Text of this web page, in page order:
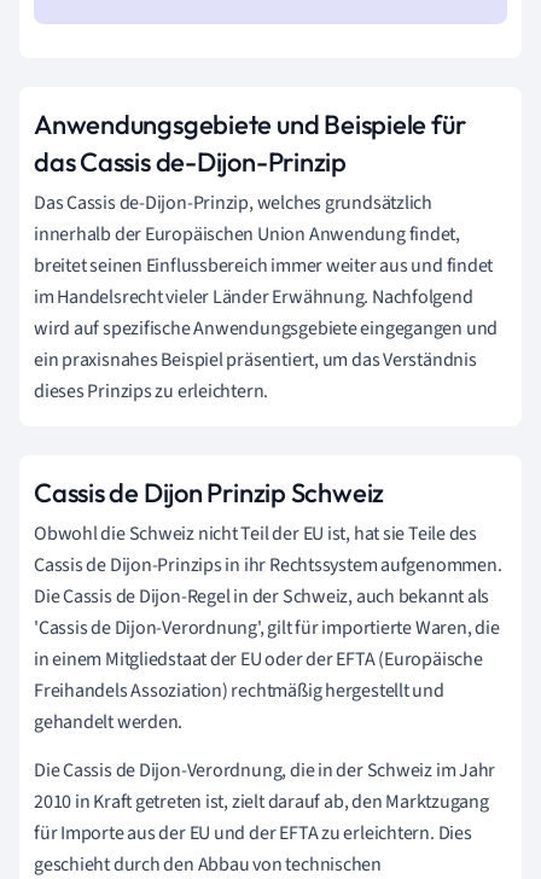
Anwendungsgebiete und Beispiele für
das Cassis de-Dijon-Prinzip
Das Cassis de-Dijon-Prinzip, welches grundsätzlich
innerhalb der Europäischen Union Anwendung findet,
breitet seinen Einflussbereich immer weiter aus und findet
im Handelsrecht vieler Länder Erwähnung. Nachfolgend
wird auf spezifische Anwendungsgebiete eingegangen und
ein praxisnahes Beispiel präsentiert, um das Verständnis
dieses Prinzips zu erleichtern.
Cassis de Dijon Prinzip Schweiz
Obwohl die Schweiz nicht Teil der EU ist, hat sie Teile des
Cassis de Dijon-Prinzips in ihr Rechtssystem aufgenommen.
Die Cassis de Dijon-Regel in der Schweiz, auch bekannt als
'Cassis de Dijon-Verordnung', gilt für importierte Waren, die
in einem Mitgliedstaat der EU oder der EFTA (Europäische
Freihandels Assoziation) rechtmäßig hergestellt und
gehandelt werden.
Die Cassis de Dijon-Verordnung, die in der Schweiz im Jahr
2010 in Kraft getreten ist, zielt darauf ab, den Marktzugang
für Importe aus der EU und der EFTA zu erleichtern. Dies
geschieht durch den Abbau von technischen